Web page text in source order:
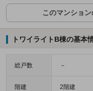
このマンション
トワイライトB棟の基本
総戸数 －
階建 2階建